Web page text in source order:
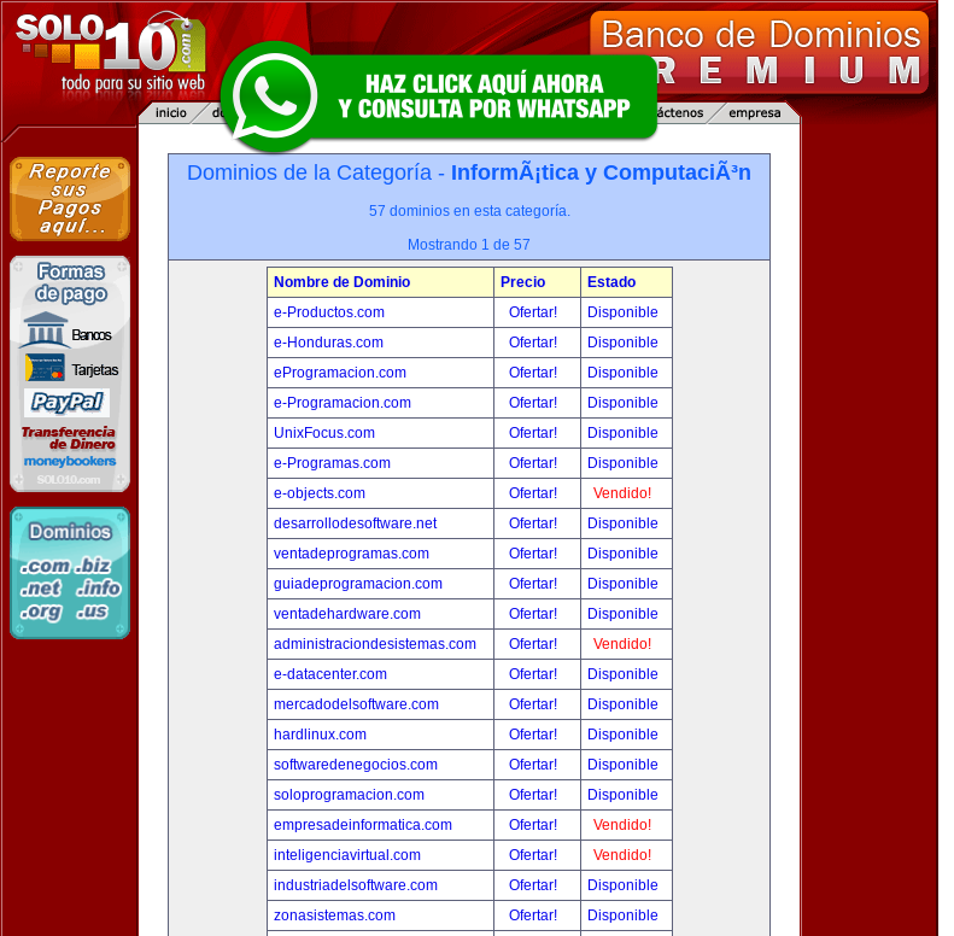
Dominios de la Categoría - InformÃ¡tica y ComputaciÃ³n
57 dominios en esta categoría.
Mostrando 1 de 57
Nombre de Dominio Precio
Estado
e-Productos.com
Ofertar!
Disponible
e-Honduras.com
Ofertar!
Disponible
eProgramacion.com
Ofertar!
Disponible
e-Programacion.com
Ofertar!
Disponible
UnixFocus.com
Ofertar!
Disponible
e-Programas.com
Ofertar!
Disponible
e-objects.com
Ofertar!
Vendido!
desarrollodesoftware.net
Ofertar!
Disponible
ventadeprogramas.com
Ofertar!
Disponible
guiadeprogramacion.com
Ofertar!
Disponible
ventadehardware.com
Ofertar!
Disponible
administraciondesistemas.com
Ofertar!
Vendido!
e-datacenter.com
Ofertar!
Disponible
mercadodelsoftware.com
Ofertar!
Disponible
hardlinux.com
Ofertar!
Disponible
softwaredenegocios.com
Ofertar!
Disponible
soloprogramacion.com
Ofertar!
Disponible
empresadeinformatica.com
Ofertar!
Vendido!
inteligenciavirtual.com
Ofertar!
Vendido!
industriadelsoftware.com
Ofertar!
Disponible
zonasistemas.com
Ofertar!
Disponible